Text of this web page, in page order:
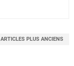
ARTICLES PLUS ANCIENS